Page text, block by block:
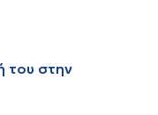
του στην